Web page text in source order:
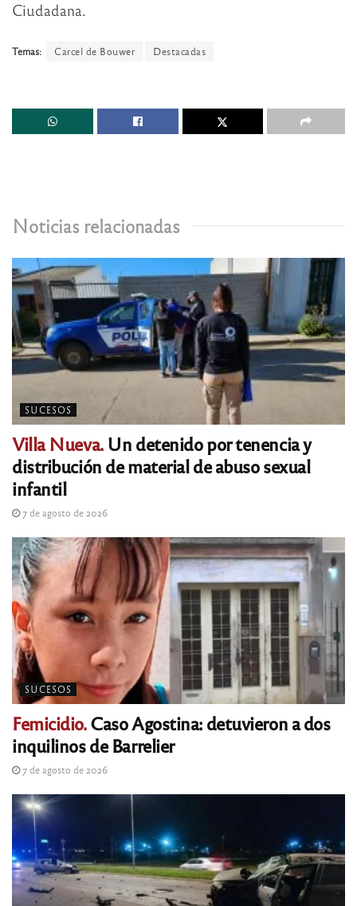
Ciudadana.
Temas: Carcel de Bouwer Destacadas
Noticias relacionadas
SUCESOS
Villa Nueva.Un detenido por tenencia y
distribución de material de abuso sexual
infantil
7 de agosto de 2026
SUCESOS
Femicidio.Caso Agostina: detuvieron a dos
inquilinos de Barrelier
7 de agosto de 2026